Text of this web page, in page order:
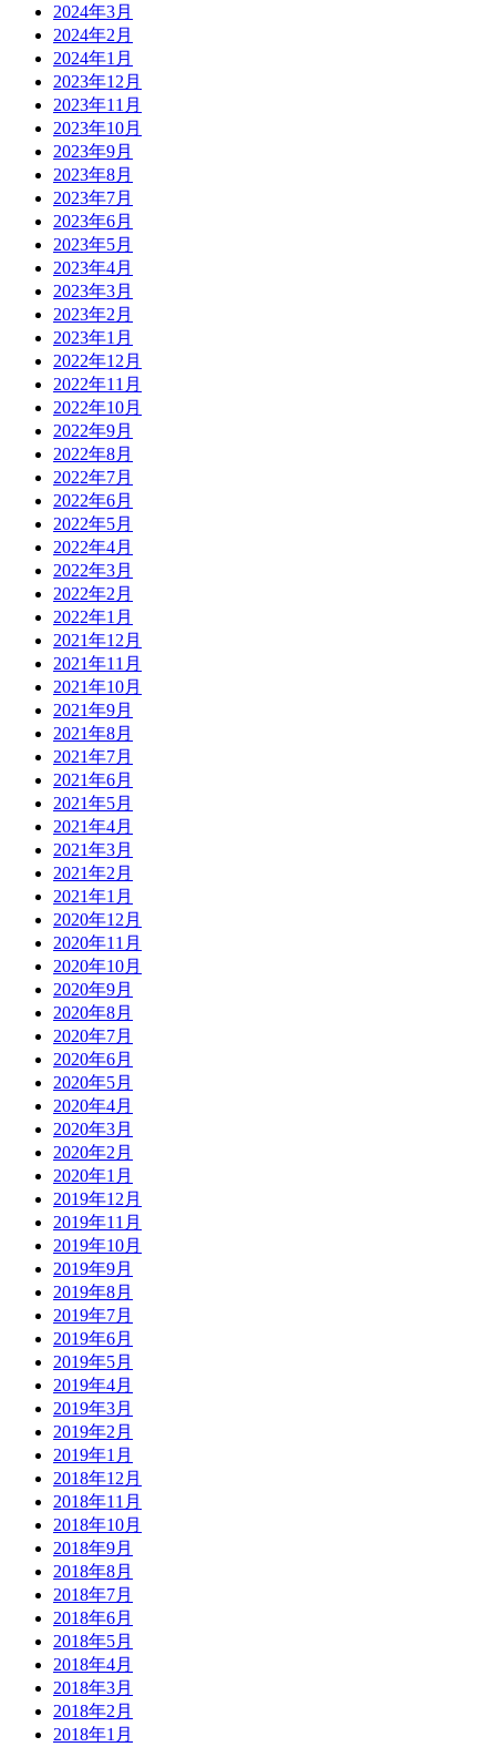
2024年3月
2024年2月
2024年1月
2023年12月
2023年11月
2023年10月
2023年9月
2023年8月
2023年7月
2023年6月
2023年5月
2023年4月
2023年3月
2023年2月
2023年1月
2022年12月
2022年11月
2022年10月
2022年9月
2022年8月
2022年7月
2022年6月
2022年5月
2022年4月
2022年3月
2022年2月
2022年1月
2021年12月
2021年11月
2021年10月
2021年9月
2021年8月
2021年7月
2021年6月
2021年5月
2021年4月
2021年3月
2021年2月
2021年1月
2020年12月
2020年11月
2020年10月
2020年9月
2020年8月
2020年7月
2020年6月
2020年5月
2020年4月
2020年3月
2020年2月
2020年1月
2019年12月
2019年11月
2019年10月
2019年9月
2019年8月
2019年7月
2019年6月
2019年5月
2019年4月
2019年3月
2019年2月
2019年1月
2018年12月
2018年11月
2018年10月
2018年9月
2018年8月
2018年7月
2018年6月
2018年5月
2018年4月
2018年3月
2018年2月
2018年1月